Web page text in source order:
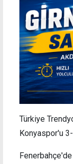
Türkiye
Konyaspor'u